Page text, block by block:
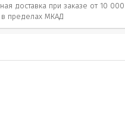
доставка при заказе от 10
пределах МКАД